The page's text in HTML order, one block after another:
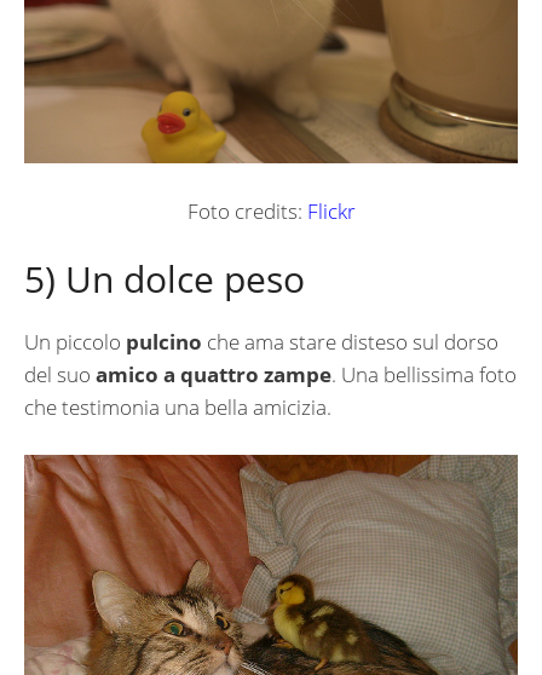
Foto credits: Flickr
5) Un dolce peso
Un piccolo pulcino che ama stare disteso sul dorso
del suo amico a quattro zampe. Una bellissima foto
che testimonia una bella amicizia.